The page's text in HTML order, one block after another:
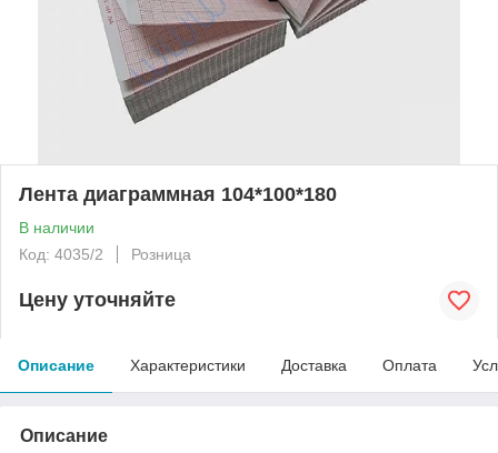
Лента диаграммная 104*100*180
В наличии
Код: 4035/2
Розница
Цену уточняйте
Описание Характеристики Доставка Оплата
Описание